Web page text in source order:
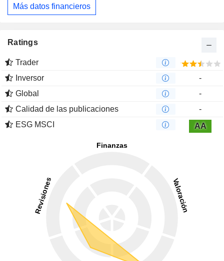
Más datos financieros
Ratings
Trader
Inversor
-
Global
-
Calidad de las publicaciones
-
ESG MSCI
AA